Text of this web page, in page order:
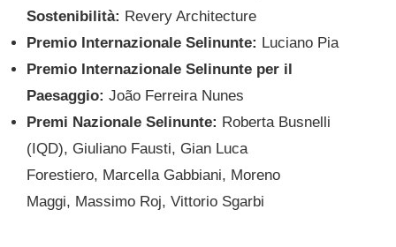
Sostenibilità: Revery Architecture
Premio Internazionale Selinunte: Luciano Pia
Premio Internazionale Selinunte per il
Paesaggio: João Ferreira Nunes
Premi Nazionale Selinunte: Roberta Busnelli
(IQD), Giuliano Fausti, Gian Luca
Forestiero, Marcella Gabbiani, Moreno
Maggi, Massimo Roj, Vittorio Sgarbi